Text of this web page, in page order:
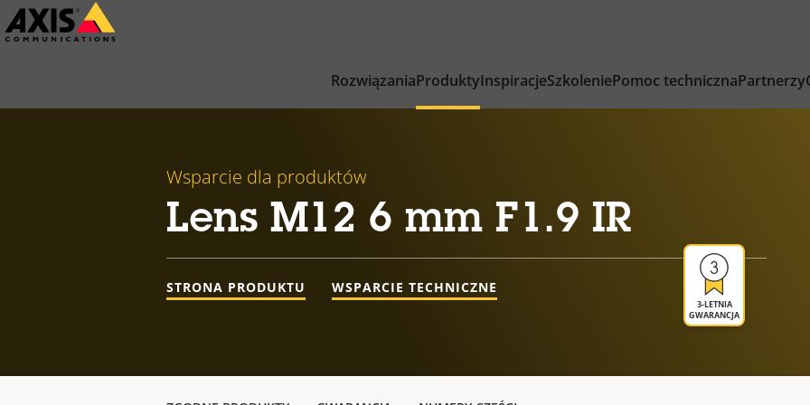
Przejdź
do
RozwiązaniaProduktyInspiracjeSzkoleniePomoc technicznaPartnerzy
Wsparcie dla produktów
Lens M12 6 mm F1.9 IR
3-LETNIA
GWARANCJA
STRONA PRODUKTU WSPARCIE TECHNICZNE